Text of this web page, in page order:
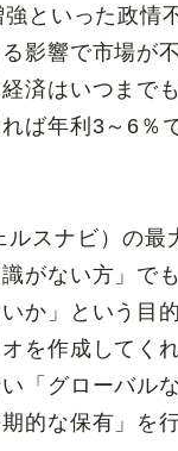
といった政情
影響で市場が
済はいつまで
ば年利3～6％
スナビ）の最
がない方」で
か」という目
を作成してく
「グローバル
的な保有」を